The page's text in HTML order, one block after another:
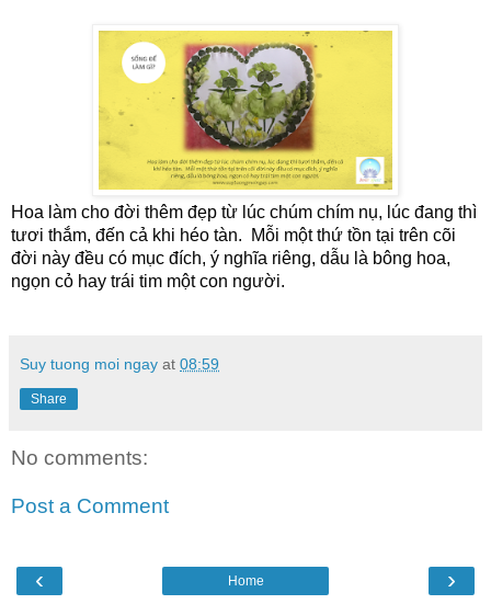
Hoa làm cho đời thêm đẹp từ lúc chúm chím nụ, lúc đang thì
tươi thắm, đến cả khi héo tàn.  Mỗi một thứ tồn tại trên cõi
đời này đều có mục đích, ý nghĩa riêng, dẫu là bông hoa,
ngọn cỏ hay trái tim một con người.
Suy tuong moi ngay at 08:59
Share
No comments:
Post a Comment
‹ ›
Home